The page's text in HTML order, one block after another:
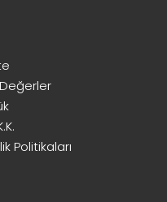
Politikaları